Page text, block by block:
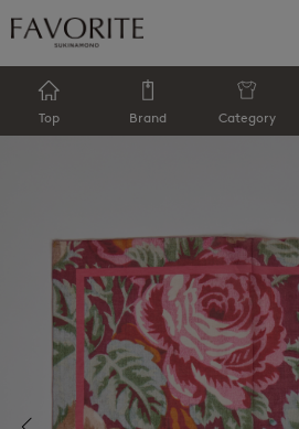
Top Brand Category